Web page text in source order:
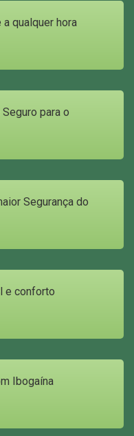
qualquer hora
para o
Segurança do
e conforto
Ibogaína